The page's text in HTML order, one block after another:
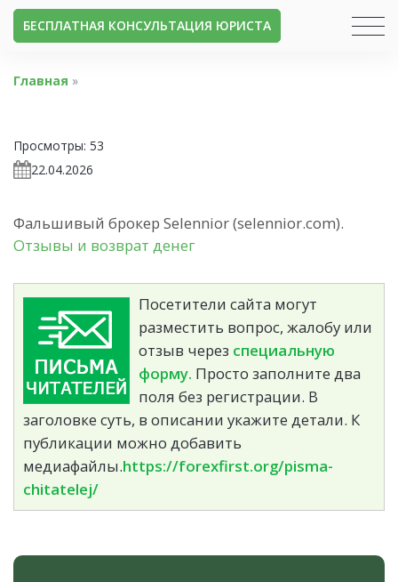
БЕСПЛАТНАЯ КОНСУЛЬТАЦИЯ ЮРИСТА
Главная »
Просмотры: 53
22.04.2026
Фальшивый брокер Selennior (selennior.com).
Отзывы и возврат денег
Посетители сайта могут
разместить вопрос, жалобу или
отзыв через специальную
форму. Просто заполните два
поля без регистрации. В
заголовке суть, в описании укажите детали. К
публикации можно добавить
медиафайлы.https://forexfirst.org/pisma-
chitatelej/